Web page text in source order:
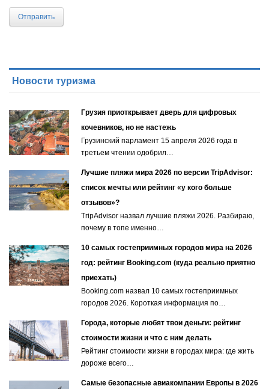
Отправить
Новости туризма
Грузия приоткрывает дверь для цифровых
кочевников, но не настежь
Грузинский парламент 15 апреля 2026 года в
третьем чтении одобрил…
Лучшие пляжи мира 2026 по версии TripAdvisor:
список мечты или рейтинг «у кого больше
отзывов»?
TripAdvisor назвал лучшие пляжи 2026. Разбираю,
почему в топе именно…
10 самых гостеприимных городов мира на 2026
год: рейтинг Booking.com (куда реально приятно
приехать)
Booking.com назвал 10 самых гостеприимных
городов 2026. Короткая информация по…
Города, которые любят твои деньги: рейтинг
стоимости жизни и что с ним делать
Рейтинг стоимости жизни в городах мира: где жить
дороже всего…
Самые безопасные авиакомпании Европы в 2026